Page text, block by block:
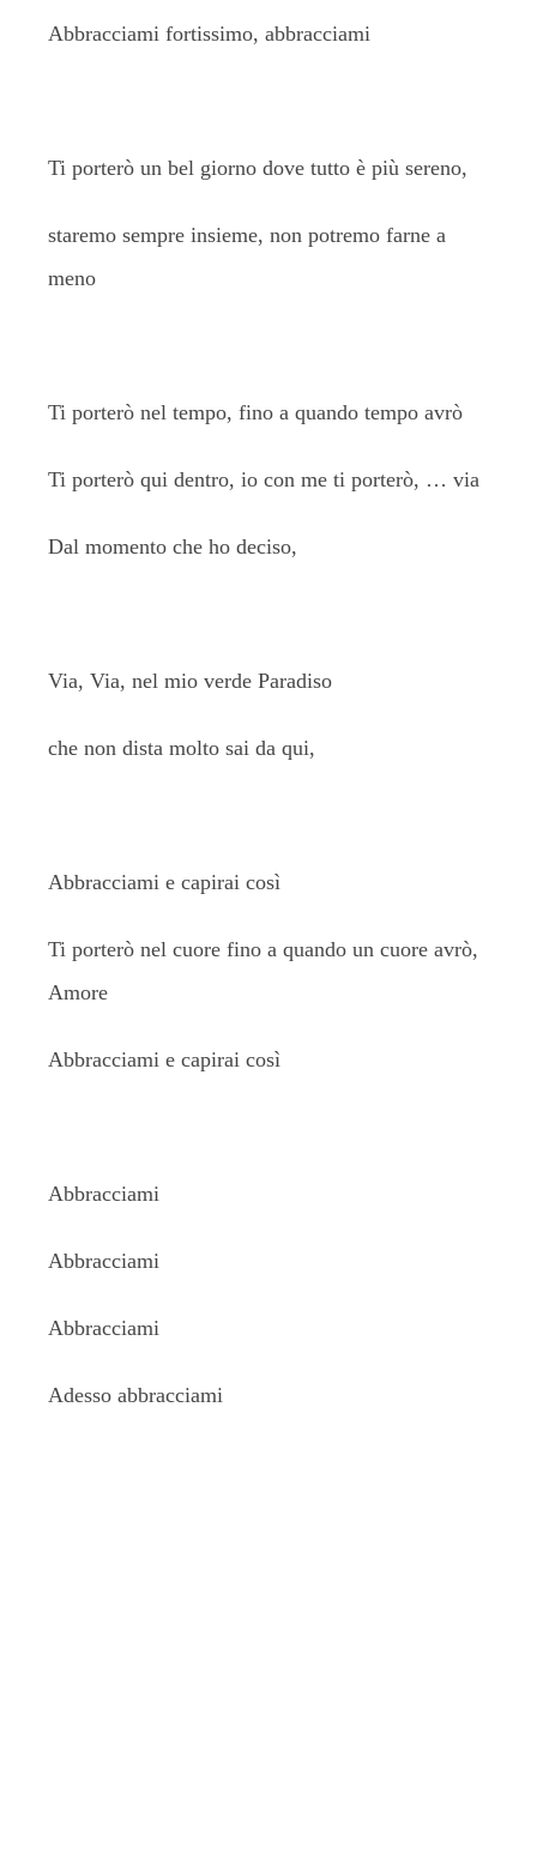
Abbracciami fortissimo, abbracciami
Ti porterò un bel giorno dove tutto è più sereno,
staremo sempre insieme, non potremo farne a
meno
Ti porterò nel tempo, fino a quando tempo avrò
Ti porterò qui dentro, io con me ti porterò, … via
Dal momento che ho deciso,
Via, Via, nel mio verde Paradiso
che non dista molto sai da qui,
Abbracciami e capirai così
Ti porterò nel cuore fino a quando un cuore avrò,
Amore
Abbracciami e capirai così
Abbracciami
Abbracciami
Abbracciami
Adesso abbracciami